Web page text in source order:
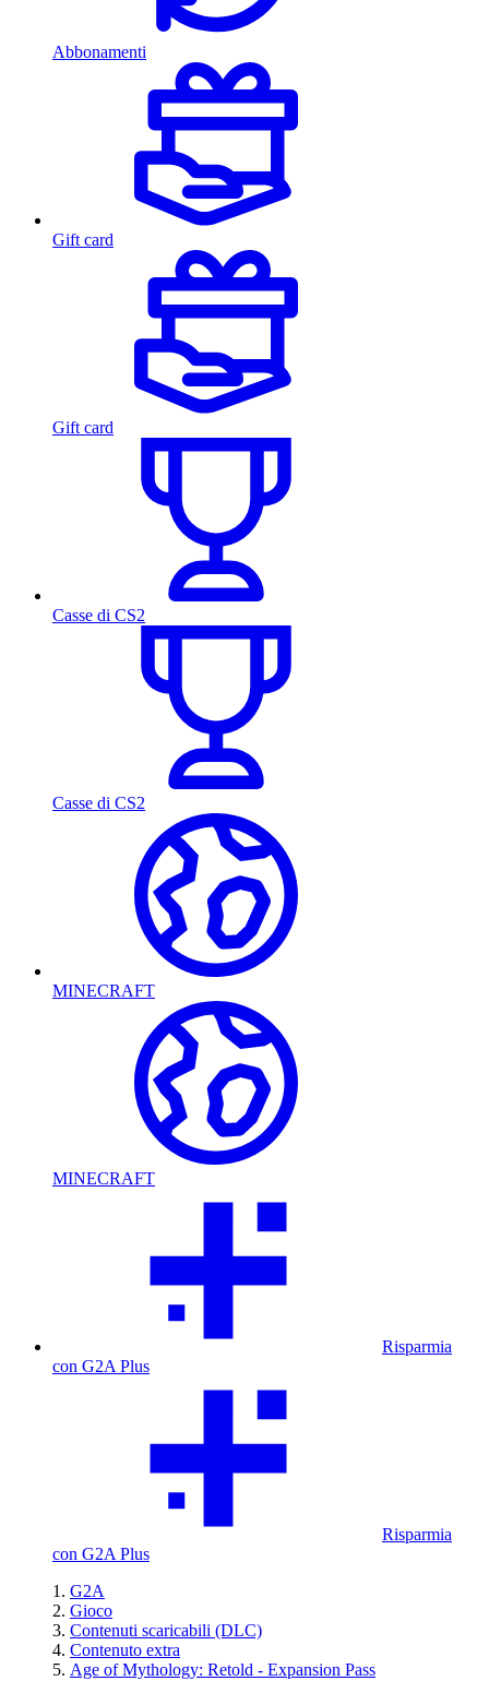
Abbonamenti
Gift card
Gift card
Casse di CS2
Casse di CS2
MINECRAFT
MINECRAFT
Risparmia
con G2A Plus
Risparmia
con G2A Plus
G2A
Gioco
Contenuti scaricabili (DLC)
Contenuto extra
Age of Mythology: Retold - Expansion Pass